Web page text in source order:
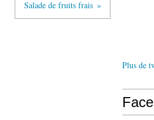
Salade de fruits frais
Plus de